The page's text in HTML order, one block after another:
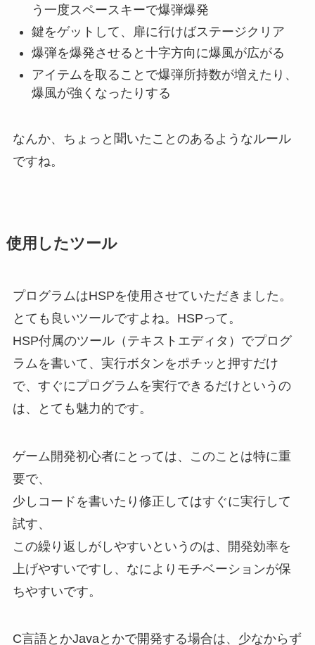
う一度スペースキーで爆弾爆発
鍵をゲットして、扉に行けばステージクリア
爆弾を爆発させると十字方向に爆風が広がる
アイテムを取ることで爆弾所持数が増えたり、
爆風が強くなったりする
なんか、ちょっと聞いたことのあるようなルール
ですね。
使用したツール
プログラムはHSPを使用させていただきました。
とても良いツールですよね。HSPって。
HSP付属のツール（テキストエディタ）でプログ
ラムを書いて、実行ボタンをポチッと押すだけ
で、すぐにプログラムを実行できるだけというの
は、とても魅力的です。
ゲーム開発初心者にとっては、このことは特に重
要で、
少しコードを書いたり修正してはすぐに実行して
試す、
この繰り返しがしやすいというのは、開発効率を
上げやすいですし、なによりモチベーションが保
ちやすいです。
C言語とかJavaとかで開発する場合は、少なからず